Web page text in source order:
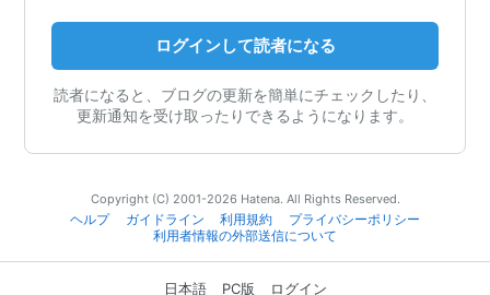
ログインして読者になる
読者になると、ブログの更新を簡単にチェックしたり、
更新通知を受け取ったりできるようになります。
Copyright (C) 2001-2026 Hatena. All Rights Reserved.
ヘルプ
ガイドライン 利用規約
プライバシーポリシー
利用者情報の外部送信について
日本語 PC版 ログイン